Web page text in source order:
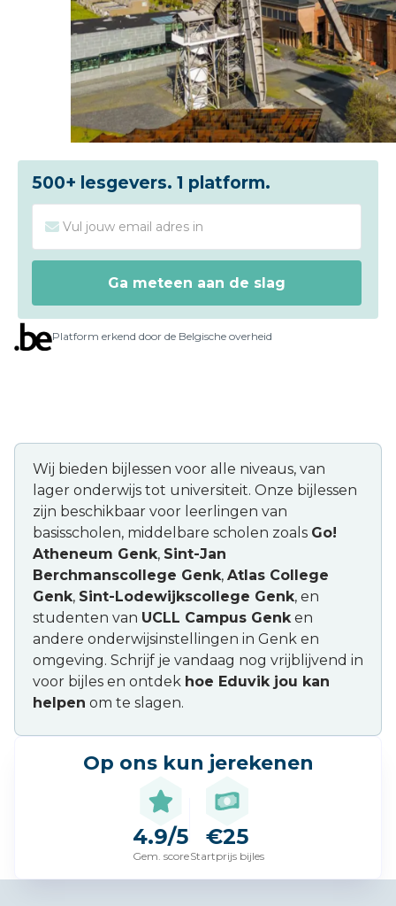
Platform erkend door de Belgische overheid
500+ lesgevers. 1 platform.
Wij bieden bijlessen voor alle niveaus, van
lager onderwijs tot universiteit. Onze bijlessen
zijn beschikbaar voor leerlingen van
basisscholen, middelbare scholen zoals Go!
Atheneum Genk, Sint-Jan
Berchmanscollege Genk, Atlas College
Genk, Sint-Lodewijkscollege Genk, en
studenten van UCLL Campus Genk en
andere onderwijsinstellingen in Genk en
omgeving. Schrijf je vandaag nog vrijblijvend in
voor bijles en ontdek hoe Eduvik jou kan
helpen om te slagen.
Op ons kun jerekenen
4.9/5
Gem. score
€25
Startprijs bijles